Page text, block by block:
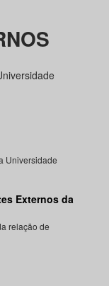
Universidade
Externos da
relação de